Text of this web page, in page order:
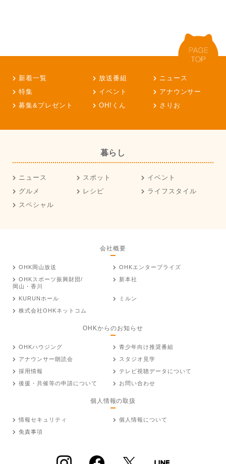
新着一覧 放送番組
ニュース
特集
イベント
アナウンサー
募集&プレゼント
OH!くん さりお
暮らし
ニュース スポット
イベント
グルメ
レシピ
ライフスタイル
スペシャル
会社概要
OHK岡山放送
OHKエンタープライズ
OHKスポーツ振興財団/
岡山・香川
新本社
KURUNホール
ミルン
株式会社OHKネットコム
OHKからのお知らせ
OHKハウジング
青少年向け推奨番組
アナウンサー朗読会
スタジオ見学
採用情報
テレビ視聴データについて
後援・共催等の申請について
お問い合わせ
個人情報の取扱
情報セキュリティ
個人情報について
免責事項